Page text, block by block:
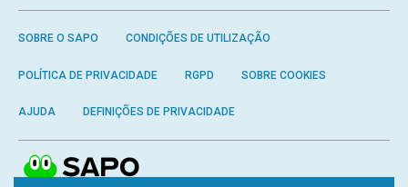
SOBRE O SAPO CONDIÇÕES DE UTILIZAÇÃO
POLÍTICA DE PRIVACIDADE RGPD SOBRE COOKIES
AJUDA DEFINIÇÕES DE PRIVACIDADE